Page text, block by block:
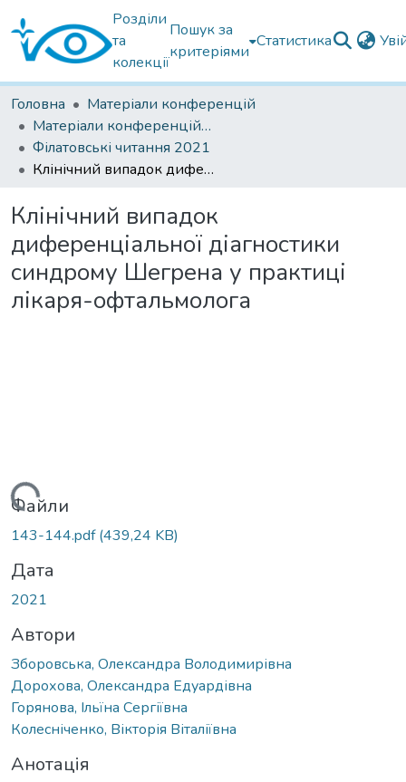
Розділи
та
колекції
Пошук за
критеріями
Статистика
Головна
Матеріали конференцій
Матеріали конференцій Інституту Філатова
Філатовські читання 2021
Клінічний випадок диференціальної діагностики синдрому Шегрена у практиці лікаря-офтальмолога
Клінічний випадок
диференціальної діагностики
синдрому Шегрена у практиці
лікаря-офтальмолога
Файли
143-144.pdf(439,24 KB)
Дата
2021
Автори
Зборовська, Олександра Володимирівна
Дорохова, Олександра Едуардівна
Горянова, Ільїна Сергіївна
Колесніченко, Вікторія Віталіївна
Анотація